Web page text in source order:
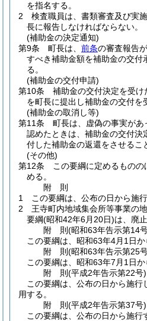
を指名する。
2
検査職員は、書類審査及び実
長に報告しなければならない。
(補助金の決定通知)
第9条
町長は、 前条の審査報告
すべき補助金額を補助金の交付
る。
(補助金の交付申請)
第10条
補助金の交付決定を受け
を町長に提出し補助金の交付を
(補助金の取消し等)
第11条
町長は、虚偽の事実があ
認めたときは、補助金の交付決
付した補助金の返還をさせるこ
(その他)
第12条
この要綱に定めるもの
める。
附 則
1
この要綱は、公布の日から施行
2
王寺町内地域集会所等事業の
要綱(昭和42年6月20日)は、廃
附 則(昭和63年告示第14
この要綱は、昭和63年4月1日か
附 則(昭和63年告示第25
この要綱は、昭和63年7月1日か
附 則(平成2年告示第22号)
この要綱は、公布の日から施行
用する。
附 則(平成2年告示第37号)
この要綱は、公布の日から施行